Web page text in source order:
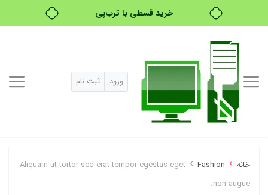
خرید قسطی با ترب‌پی
بدون ضامن، بدون سود
خرید قسطی با ترب‌پی
ورود ثبت نام
خانه ›
Fashion
›
Aliquam ut tortor sed erat tempor egestas eget
non augue.